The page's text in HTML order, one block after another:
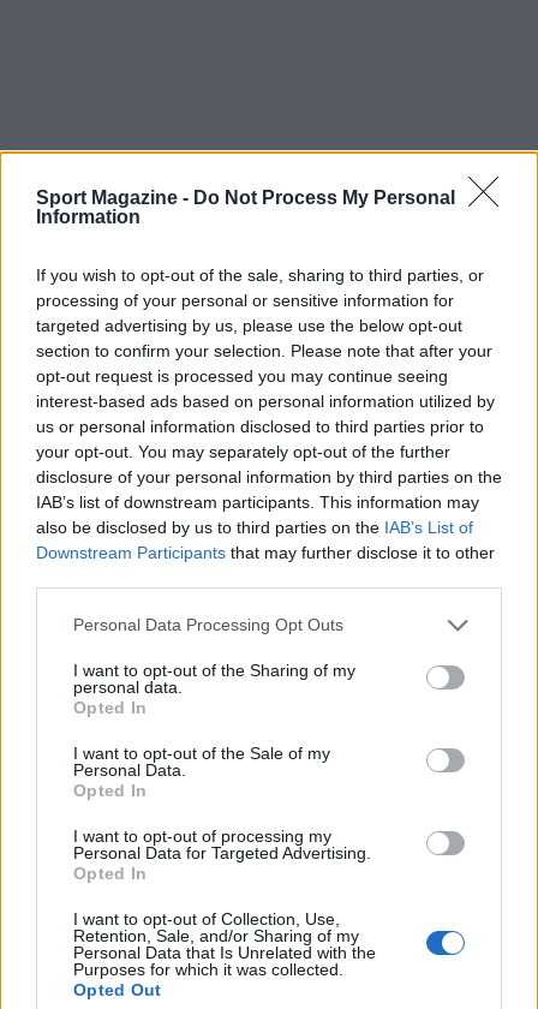
Sport Magazine - Do Not Process My Personal
Information
If you wish to opt-out of the sale, sharing to third parties, or
processing of your personal or sensitive information for
targeted advertising by us, please use the below opt-out
section to confirm your selection. Please note that after your
opt-out request is processed you may continue seeing
interest-based ads based on personal information utilized by
us or personal information disclosed to third parties prior to
your opt-out. You may separately opt-out of the further
disclosure of your personal information by third parties on the
IAB’s list of downstream participants. This information may
also be disclosed by us to third parties on the IAB’s List of
Downstream Participants that may further disclose it to other
Please note that this website/app uses one or more Google
not limited to your visit or usage behaviour. You may click to
grant or deny consent to Google and its third-party tags to
use your data for below specified purposes in below Google
consent section.
Personal Data Processing Opt Outs
I want to opt-out of the Sharing of my
personal data.
Opted In
I want to opt-out of the Sale of my
Personal Data.
Opted In
I want to opt-out of processing my
Personal Data for Targeted Advertising.
Opted In
I want to opt-out of Collection, Use,
Retention, Sale, and/or Sharing of my
Personal Data that Is Unrelated with the
Purposes for which it was collected.
Opted Out
Continua a leggere
Atletica leggera: la squadra azzurra a Birmingham
con 130 atleti
Francesca Lombardi · 9 Ago 2026